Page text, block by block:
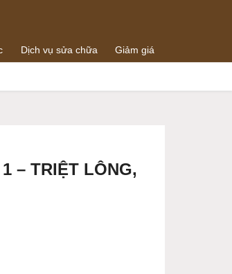
Dịch vụ sửa chữa Giảm giá
– TRIỆT LÔNG,